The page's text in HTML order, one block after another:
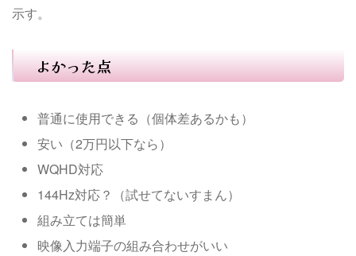
示す。
よかった点
普通に使用できる（個体差あるかも）
安い（2万円以下なら）
WQHD対応
144Hz対応？（試せてないすまん）
組み立ては簡単
映像入力端子の組み合わせがいい